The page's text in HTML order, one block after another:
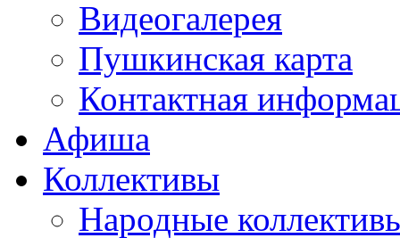
Видеогалерея
Пушкинская карта
Контактная
Афиша
Коллективы
Народные